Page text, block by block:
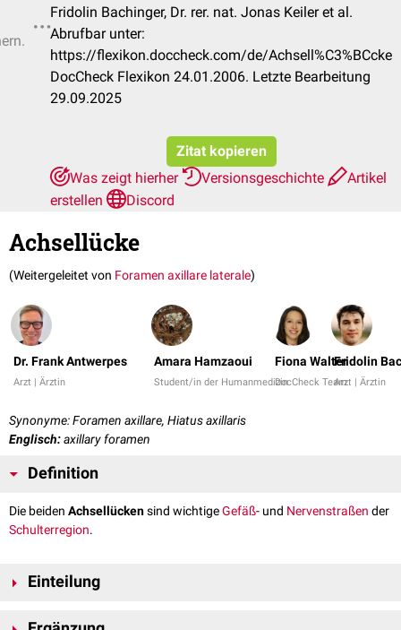
Fridolin Bachinger, Dr. rer. nat. Jonas Keiler et al.
Abrufbar unter:
https://flexikon.doccheck.com/de/Achsell%C3%BCcke
DocCheck Flexikon 24.01.2006. Letzte Bearbeitung
29.09.2025
Zitat kopieren
Was zeigt hierher
Versionsgeschichte
Artikel
erstellen
Discord
Achsellücke
(Weitergeleitet von Foramen axillare laterale)
Dr. Frank Antwerpes
Arzt | Ärztin
Amara Hamzaoui
Student/in der Humanmedizin
Fiona Walter
DocCheck Team
Fridolin
Arzt | Ärztin
Synonyme: Foramen axillare, Hiatus axillaris
Englisch:axillary foramen
Definition
Die beiden Achsellückensind wichtigeGefäß- und Nervenstraßen der
Schulterregion.
Einteilung
Laterale Achsellücke